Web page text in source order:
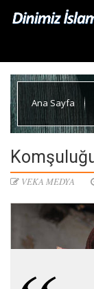
Ana Sayfa
VEKA MEDYA